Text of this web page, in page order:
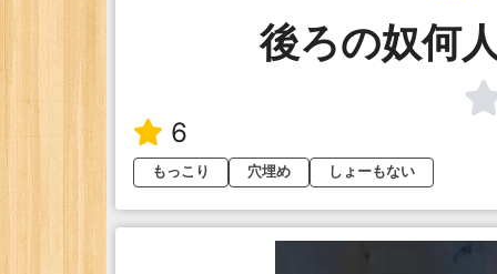
後ろの奴何
6
もっこり 穴埋め しょーもない